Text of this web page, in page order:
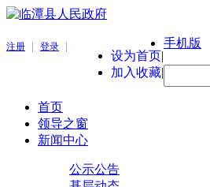
注册 登录
设为首页|
加入收藏|
手机版
首页
领导之窗
新闻中心
公示公告